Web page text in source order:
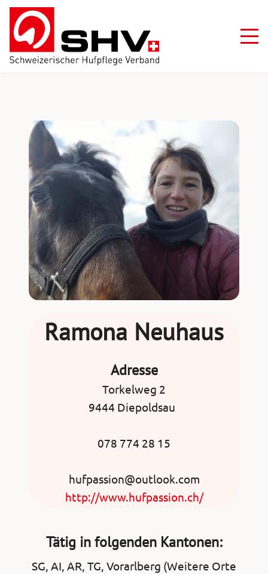
Ramona Neuhaus
Adresse
Torkelweg 2
9444 Diepoldsau
078 774 28 15
hufpassion@outlook.com
http://www.hufpassion.ch/
Tätig in folgenden Kantonen:
SG, AI, AR, TG, Vorarlberg (Weitere Orte